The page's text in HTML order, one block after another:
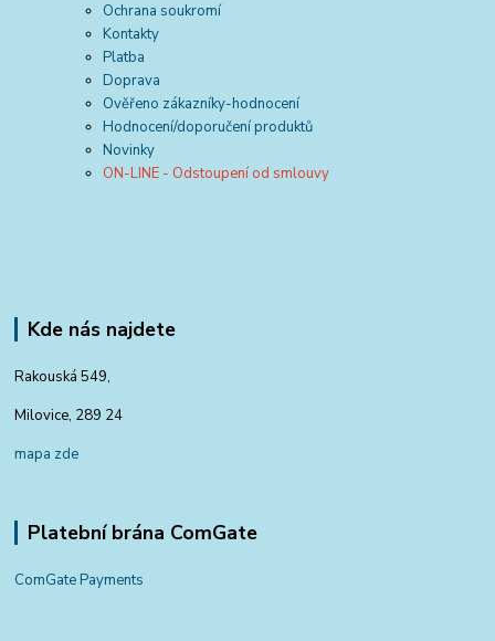
Ochrana soukromí
Kontakty
Platba
Doprava
Ověřeno zákazníky-hodnocení
Hodnocení/doporučení produktů
Novinky
ON-LINE - Odstoupení od smlouvy
Kde nás najdete
Rakouská 549,
Milovice, 289 24
mapa zde
Platební brána ComGate
ComGate Payments